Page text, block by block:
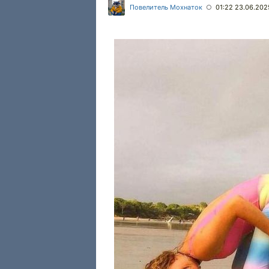
Повелитель Мохнаток ○ 01:22